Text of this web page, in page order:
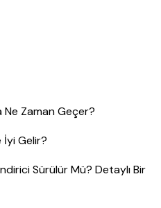
Ne Zaman Geçer?
İyi Gelir?
Sürülür Mü? Detaylı Bir